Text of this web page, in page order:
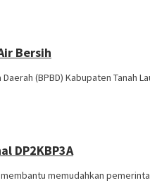
Bersih
(BPBD) Kabupaten Tanah
DP2KBP3A
memudahkan